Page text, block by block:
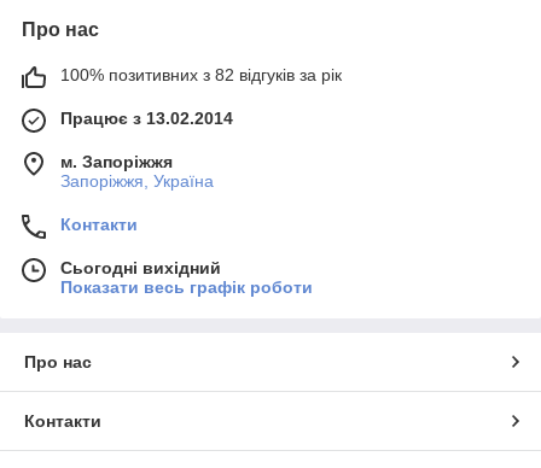
Про нас
100% позитивних з 82 відгуків за рік
Працює з 13.02.2014
м. Запоріжжя
Запоріжжя, Україна
Контакти
Сьогодні вихідний
Показати весь графік роботи
Про нас
Контакти